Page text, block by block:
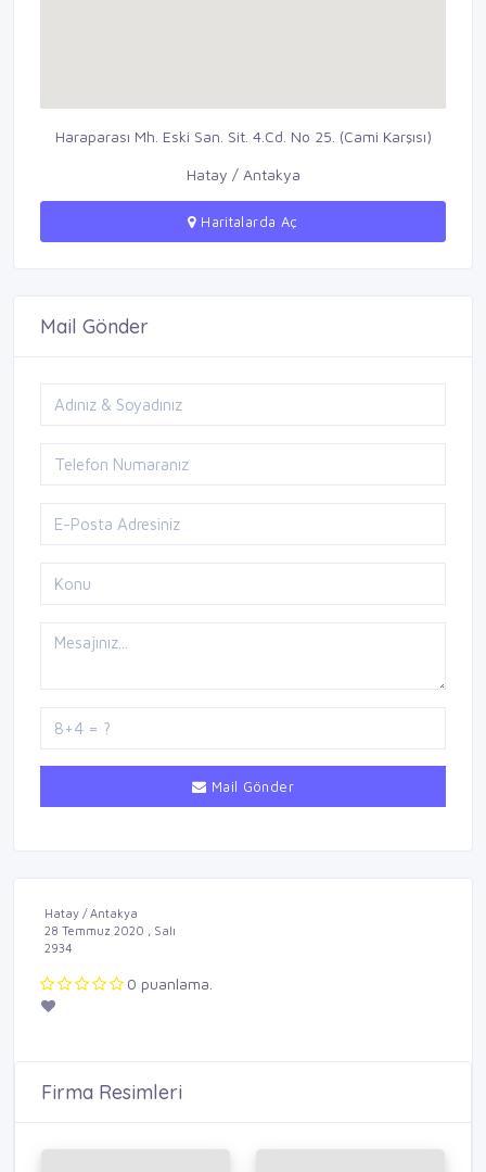
Haraparası Mh. Eski San. Sit. 4.Cd. No 25. (Cami Karşısı)
Hatay / Antakya
Haritalarda Aç
Mail Gönder
Mail Gönder
Hatay / Antakya
28 Temmuz 2020 , Salı
2934
0 puanlama.
Firma Resimleri